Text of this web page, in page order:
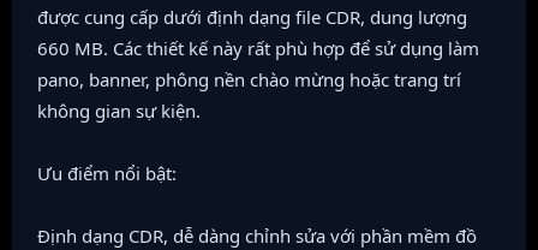
được cung cấp dưới định dạng file CDR, dung lượng
660 MB. Các thiết kế này rất phù hợp để sử dụng làm
pano, banner, phông nền chào mừng hoặc trang trí
không gian sự kiện.
Ưu điểm nổi bật:
Định dạng CDR, dễ dàng chỉnh sửa với phần mềm đồ